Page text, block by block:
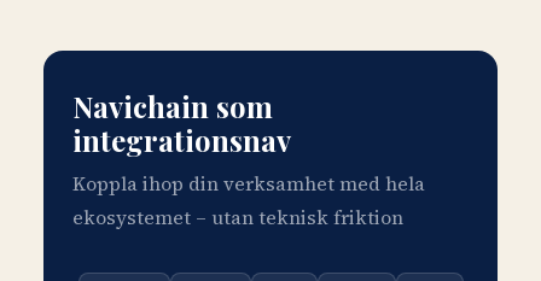
Navichain som
integrationsnav
Koppla ihop din verksamhet med hela
ekosystemet – utan teknisk friktion